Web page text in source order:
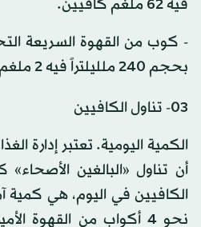
فيه 62 ملغم كافيين.
- كوب من القهوة السريعة
بحجم 240 ملليلتراً فيه 2 ملغم كافيين.
03- تناول الكافيين
الكافيين في اليوم، هي
نحو 4 أكواب من القهوة